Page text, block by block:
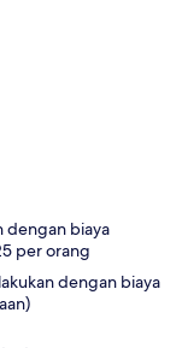
dengan biaya
per orang
dengan biaya